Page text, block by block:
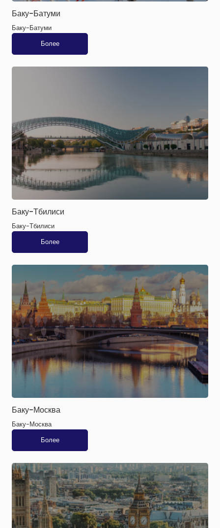
Баку-Батуми
Баку-Батуми
Более
Баку-Тбилиси
Баку-Тбилиси
Более
Баку-Москва
Баку-Москва
Более